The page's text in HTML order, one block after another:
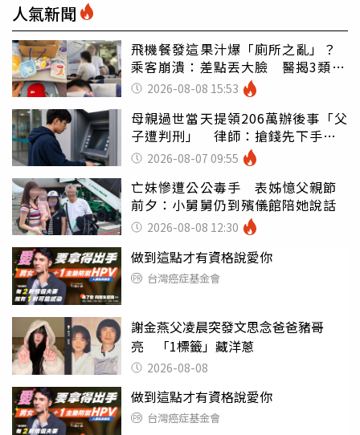
人氣新聞
飛機餐發這果汁爆「廁所之亂」？
乘客崩潰：差點丟大臉 醫揭3類人
別亂喝
2026-08-08 15:53
母親過世當天提領206萬辦後事「父
子遭判刑」 律師：搶錢先下手是
罪 2026-08-07 09:55
亡妹慘遭公公毒手 表姊憶父親節
前夕：小舅舅仍到殯儀館陪她說話
2026-08-08 12:30
做到這點才有資格說愛你
台灣癌症基金會
謝金燕父凌晨突發文思念爸爸豬哥
亮 「1標籤」藏洋蔥
2026-08-08
做到這點才有資格說愛你
台灣癌症基金會